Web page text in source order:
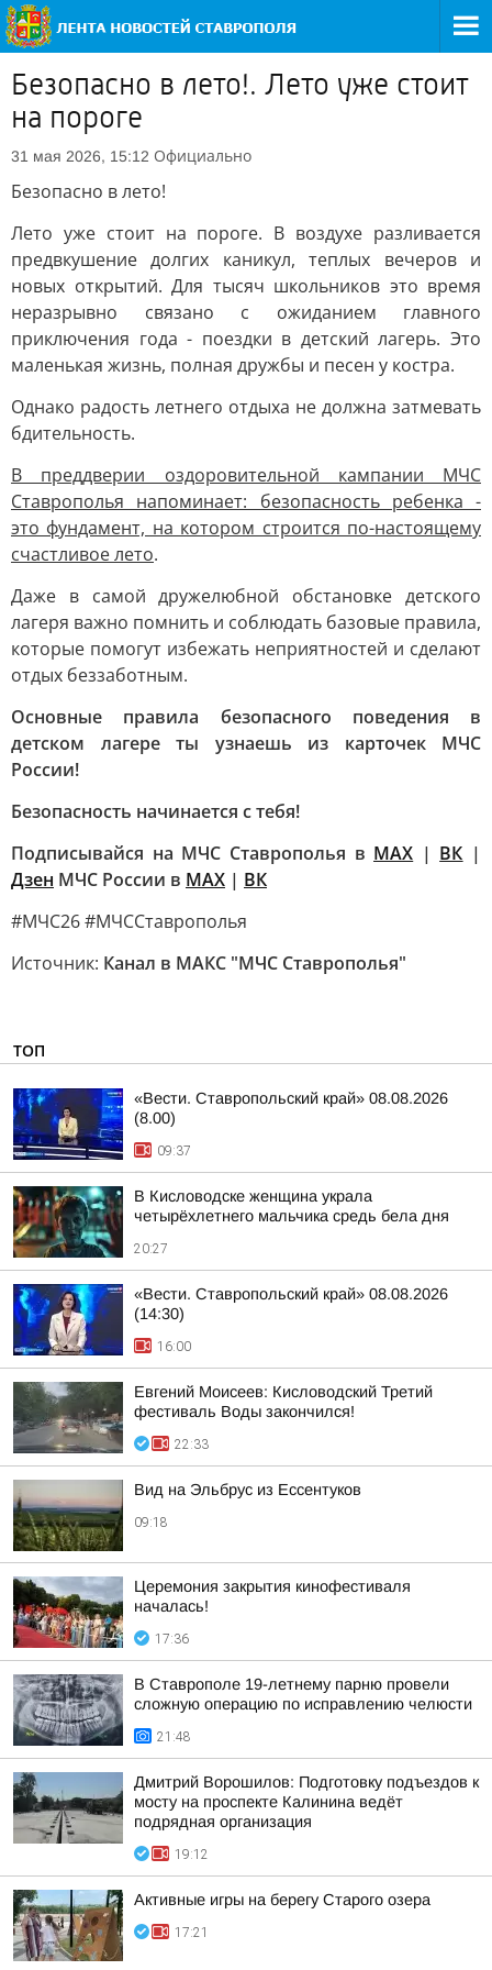
Безопасно в лето!. Лето уже стоит
на пороге
31 мая 2026, 15:12 Официально
Безопасно в лето!
Лето уже стоит на пороге. В воздухе разливается
предвкушение долгих каникул, теплых вечеров и
новых открытий. Для тысяч школьников это время
неразрывно связано с ожиданием главного
приключения года - поездки в детский лагерь. Это
маленькая жизнь, полная дружбы и песен у костра.
Однако радость летнего отдыха не должна затмевать
бдительность.
В преддверии оздоровительной кампании МЧС
Ставрополья напоминает: безопасность ребенка -
это фундамент, на котором строится по-настоящему
счастливое лето.
Даже в самой дружелюбной обстановке детского
лагеря важно помнить и соблюдать базовые правила,
которые помогут избежать неприятностей и сделают
отдых беззаботным.
Основные правила безопасного поведения в
детском лагере ты узнаешь из карточек МЧС
России!
Безопасность начинается с тебя!
Подписывайся на МЧС Ставрополья в MAX | ВК |
Дзен МЧС России в MAX | ВК
#МЧС26 #МЧССтаврополья
Источник: Канал в МАКС "МЧС Ставрополья"
ТОП
«Вести. Ставропольский край» 08.08.2026
(8.00)
09:37
В Кисловодске женщина украла
четырёхлетнего мальчика средь бела дня
20:27
«Вести. Ставропольский край» 08.08.2026
(14:30)
16:00
Евгений Моисеев: Кисловодский Третий
фестиваль Воды закончился!
22:33
Вид на Эльбрус из Ессентуков
09:18
Церемония закрытия кинофестиваля
началась!
17:36
В Ставрополе 19-летнему парню провели
сложную операцию по исправлению челюсти
21:48
Дмитрий Ворошилов: Подготовку подъездов к
мосту на проспекте Калинина ведёт
подрядная организация
19:12
Активные игры на берегу Старого озера
17:21